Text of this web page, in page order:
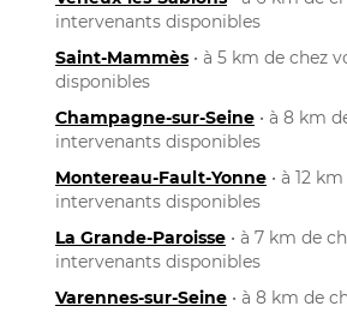
intervenants disponibles
Saint-Mammès • à 5 km de chez
disponibles
Champagne-sur-Seine • à 8 km
intervenants disponibles
Montereau-Fault-Yonne • à 12
intervenants disponibles
La Grande-Paroisse • à 7 km de
intervenants disponibles
Varennes-sur-Seine • à 8 km de